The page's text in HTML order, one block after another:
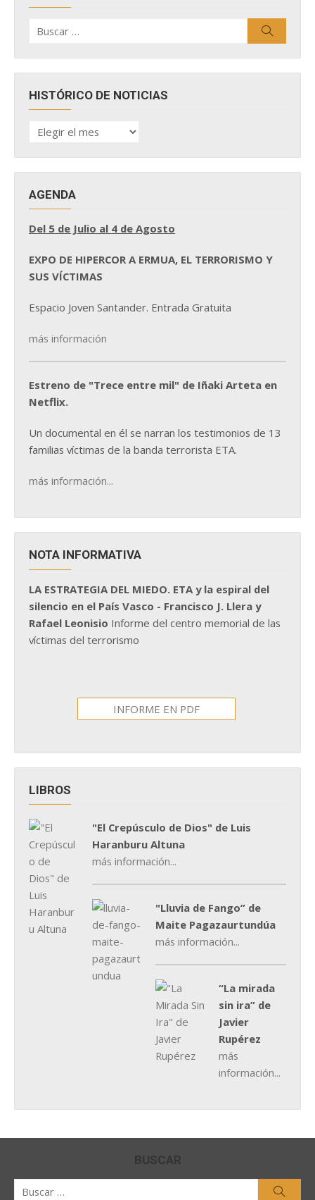
por:
HISTÓRICO DE NOTICIAS
HISTÓRICO
DE
AGENDA
Del 5 de Julio al 4 de Agosto
EXPO DE HIPERCOR A ERMUA, EL TERRORISMO Y
SUS VÍCTIMAS
Espacio Joven Santander. Entrada Gratuita
más información
Estreno de "Trece entre mil" de Iñaki Arteta en
Netflix.
Un documental en él se narran los testimonios de 13
familias víctimas de la banda terrorista ETA.
más información...
NOTA INFORMATIVA
LA ESTRATEGIA DEL MIEDO. ETA y la espiral del
silencio en el País Vasco - Francisco J. Llera y
Rafael Leonisio Informe del centro memorial de las
víctimas del terrorismo
INFORME EN PDF
LIBROS
"El Crepúsculo de Dios" de Luis
Haranburu Altuna
más información...
"Lluvia de Fango” de
Maite Pagazaurtundúa
más información...
“La mirada
sin ira” de
Javier
Rupérez
más
información...
BUSCAR